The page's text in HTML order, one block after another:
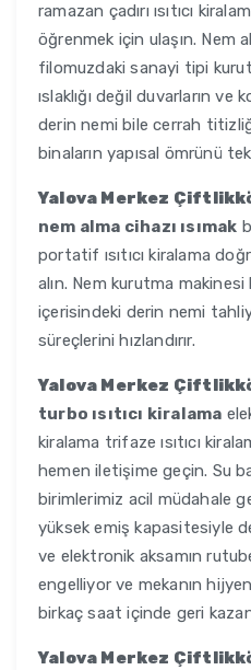
ramazan çadırı ısıtıcı
öğrenmek için ulaşın. Nem
filomuzdaki sanayi tipi
ıslaklığı değil duvarların ve
derin nemi bile cerrah
binaların yapısal ömrünü
Yalova Merkez
nem alma cihazı ısımak
portatif ısıtıcı kiralama
alın. Nem kurutma
içerisindeki derin nemi
süreçlerini hızlandırır.
Yalova Merkez
turbo ısıtıcı kiralama
kiralama trifaze ısıtıcı
hemen iletişime geçin. Su
birimlerimiz acil müdahale
yüksek emiş kapasitesiyle
ve elektronik aksamın
engelliyor ve mekanın
birkaç saat içinde geri
Yalova Merkez